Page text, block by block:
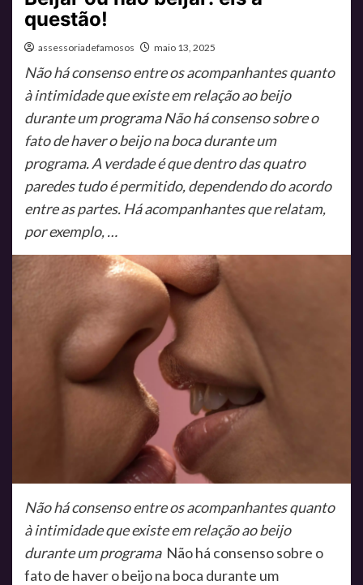
questão!
assessoriadefamosos maio 13, 2025
Não há consenso entre os acompanhantes quanto
à intimidade que existe em relação ao beijo
durante um programa Não há consenso sobre o
fato de haver o beijo na boca durante um
programa. A verdade é que dentro das quatro
paredes tudo é permitido, dependendo do acordo
entre as partes. Há acompanhantes que relatam,
por exemplo, …
Não há consenso entre os acompanhantes quanto
à intimidade que existe em relação ao beijo
durante um programa Não há consenso sobre o
fato de haver o beijo na boca durante um